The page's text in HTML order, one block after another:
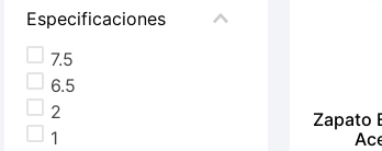
Especificaciones
7.5
6.5
2
1
Zapato